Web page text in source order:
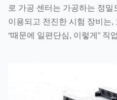
로 가공 센터는 가공하는 정
이용되고 전진한 시험 장비는
“때문에 일편단심, 이렇게” 직